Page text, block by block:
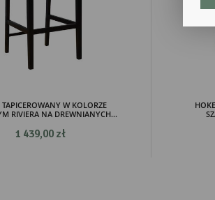
TAPICEROWANY W KOLORZE
RIVIERA NA DREWNIANYCH...
1 439,00 zł